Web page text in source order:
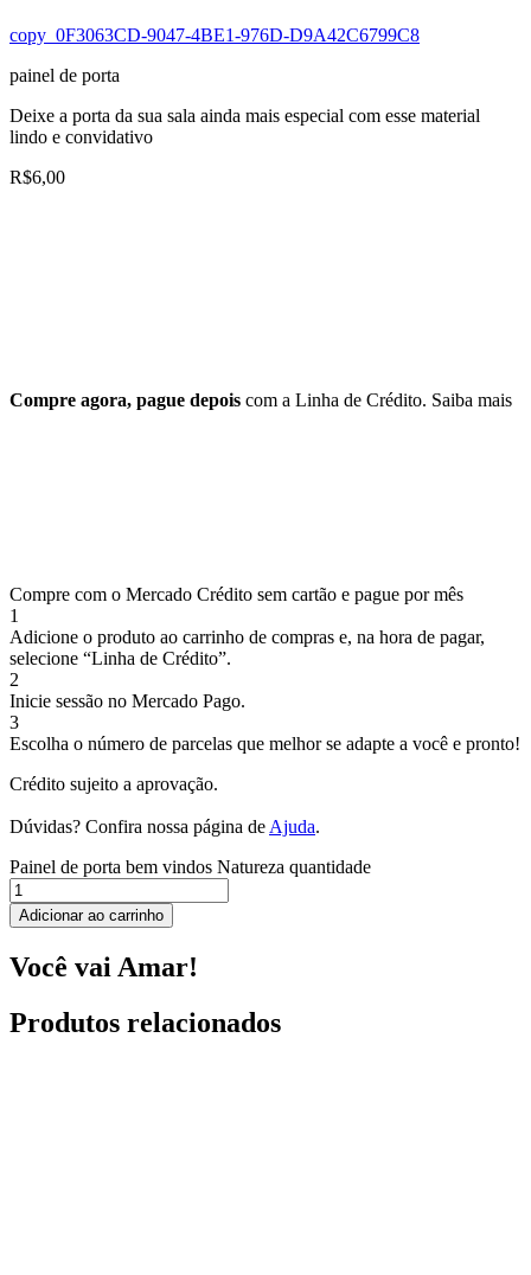
copy_0F3063CD-9047-4BE1-976D-D9A42C6799C8
painel de porta
Deixe a porta da sua sala ainda mais especial com esse material
lindo e convidativo
R$6,00
Compre agora, pague depois com a Linha de Crédito. Saiba mais
Compre com o Mercado Crédito sem cartão e pague por mês
1
Adicione o produto ao carrinho de compras e, na hora de pagar,
selecione “Linha de Crédito”.
2
Inicie sessão no Mercado Pago.
3
Escolha o número de parcelas que melhor se adapte a você e pronto!
Crédito sujeito a aprovação.
Dúvidas? Confira nossa página de Ajuda.
Painel de porta bem vindos Natureza quantidade
Adicionar ao carrinho
Você vai Amar!
Produtos relacionados